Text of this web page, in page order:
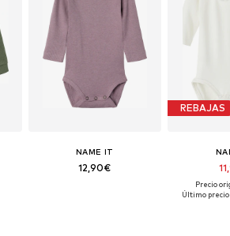
NAME IT
12,90€
REBAJAS
Precio
Último precio